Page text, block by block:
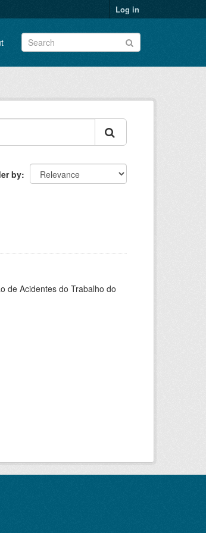
Log in
by
de Acidentes do Trabalho do